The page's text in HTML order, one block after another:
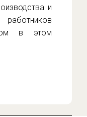
и
в этом